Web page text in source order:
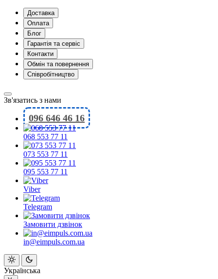
Доставка
Оплата
Блог
Гарантія та сервіс
Контакти
Обмін та повернення
Співробітництво
Зв'язатись з нами
096 646 46 16
068 553 77 11
073 553 77 11
095 553 77 11
Viber
Telegram
Замовити дзвінок
in@eimpuls.com.ua
Українська